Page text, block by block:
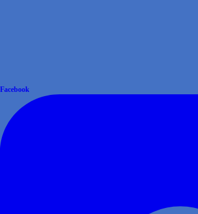
Facebook